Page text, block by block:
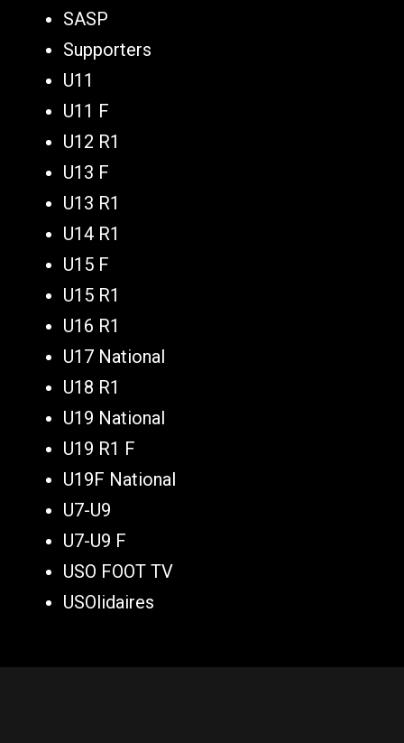
SASP
Supporters
U11
U11 F
U12 R1
U13 F
U13 R1
U14 R1
U15 F
U15 R1
U16 R1
U17 National
U18 R1
U19 National
U19 R1 F
U19F National
U7-U9
U7-U9 F
USO FOOT TV
USOlidaires